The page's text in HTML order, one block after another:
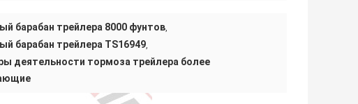
барабан трейлера 8000 фунтов,
барабан трейлера TS16949,
деятельности тормоза трейлера более